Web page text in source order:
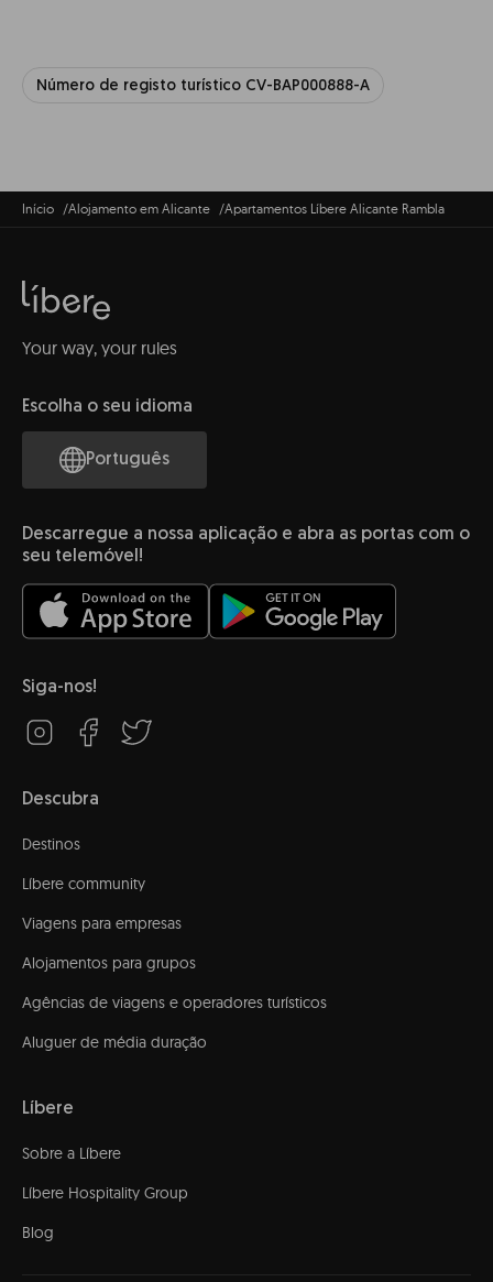
Número de registo turístico CV-BAP000888-A
Início Alojamento em Alicante Apartamentos Líbere Alicante Rambla
Your way, your rules
Escolha o seu idioma
Português
Descarregue a nossa aplicação e abra as portas com o
seu telemóvel!
Siga-nos!
Descubra
Destinos
Líbere community
Viagens para empresas
Alojamentos para grupos
Agências de viagens e operadores turísticos
Aluguer de média duração
Líbere
Sobre a Líbere
Líbere Hospitality Group
Blog